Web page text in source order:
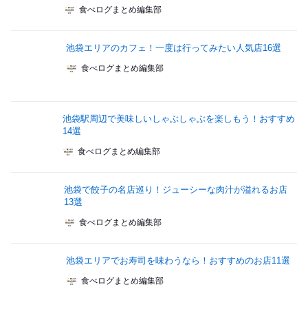
食べログまとめ編集部
池袋エリアのカフェ！一度は行ってみたい人気店16選
食べログまとめ編集部
池袋駅周辺で美味しいしゃぶしゃぶを楽しもう！おすすめ
14選
食べログまとめ編集部
池袋で餃子の名店巡り！ジューシーな肉汁が溢れるお店
13選
食べログまとめ編集部
池袋エリアでお寿司を味わうなら！おすすめのお店11選
食べログまとめ編集部